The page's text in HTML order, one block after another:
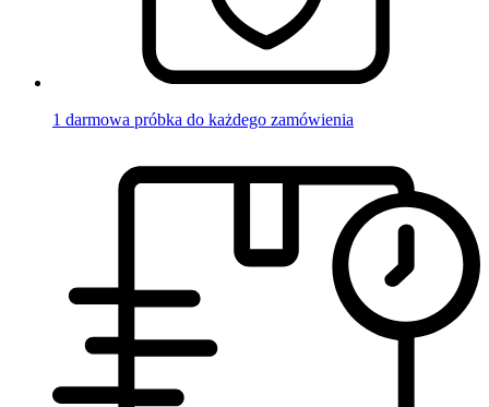
1 darmowa próbka do każdego zamówienia